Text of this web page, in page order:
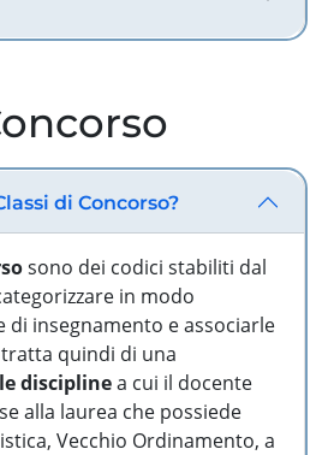
di Concorso?
sono dei codici stabiliti dal
in modo
di insegnamento e associarle
quindi di una
disciplinea cui il docente
alla laurea che possiede
Vecchio Ordinamento, a